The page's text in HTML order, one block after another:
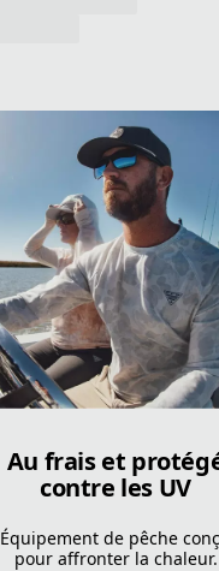
Au frais et
contre les UV
Équipement de pêche
pour affronter la chaleur.